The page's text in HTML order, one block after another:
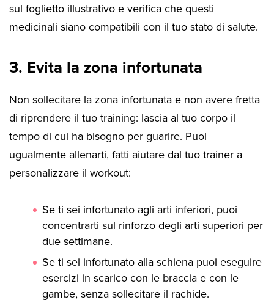
sul foglietto illustrativo e verifica che questi
medicinali siano compatibili con il tuo stato di salute.
3. Evita la zona infortunata
Non sollecitare la zona infortunata e non avere fretta
di riprendere il tuo training: lascia al tuo corpo il
tempo di cui ha bisogno per guarire. Puoi
ugualmente allenarti, fatti aiutare dal tuo trainer a
personalizzare il workout:
Se ti sei infortunato agli arti inferiori, puoi
concentrarti sul rinforzo degli arti superiori per
due settimane.
Se ti sei infortunato alla schiena puoi eseguire
esercizi in scarico con le braccia e con le
gambe, senza sollecitare il rachide.